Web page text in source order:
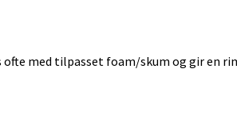
med tilpasset foam/skum og gir en